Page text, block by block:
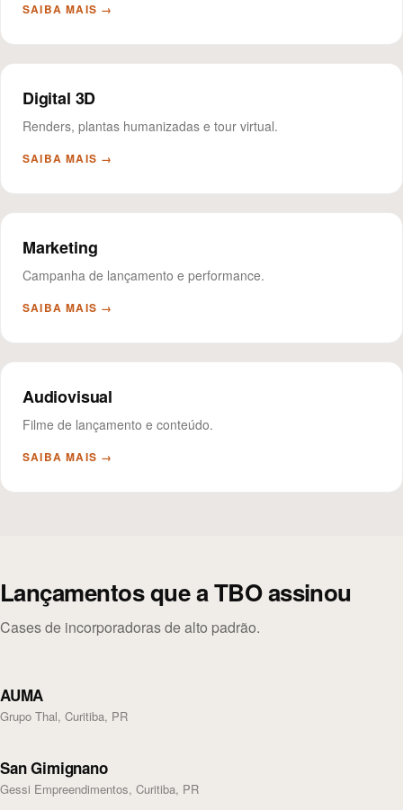
SAIBA MAIS →
Digital 3D
Renders, plantas humanizadas e tour virtual.
SAIBA MAIS →
Marketing
Campanha de lançamento e performance.
SAIBA MAIS →
Audiovisual
Filme de lançamento e conteúdo.
SAIBA MAIS →
Lançamentos que a TBO assinou
Cases de incorporadoras de alto padrão.
AUMA
Grupo Thal, Curitiba, PR
San Gimignano
Gessi Empreendimentos, Curitiba, PR